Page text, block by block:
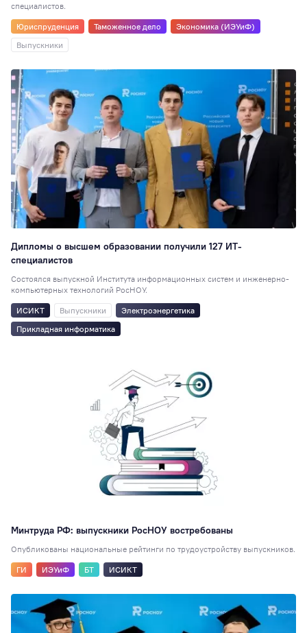
специалистов.
Юриспруденция
Таможенное дело
Экономика (ИЭУиФ)
Выпускники
Дипломы о высшем образовании получили 127 ИТ-
специалистов
Состоялся выпускной Института информационных систем и инженерно-
компьютерных технологий РосНОУ.
ИСИКТ
Выпускники
Электроэнергетика
Прикладная информатика
Минтруда РФ: выпускники РосНОУ востребованы
Опубликованы национальные рейтинги по трудоустройству выпускников.
ГИ
ИЭУиФ БТ ИСИКТ